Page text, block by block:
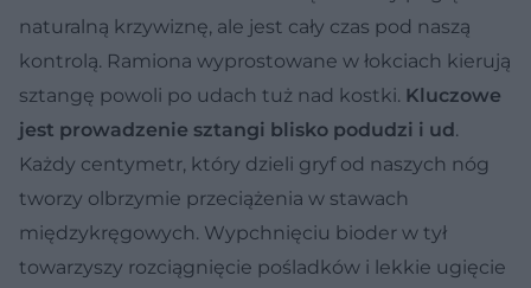
naturalną krzywiznę, ale jest cały czas pod naszą
kontrolą. Ramiona wyprostowane w łokciach kierują
sztangę powoli po udach tuż nad kostki. Kluczowe
jest prowadzenie sztangi blisko podudzi i ud.
Każdy centymetr, który dzieli gryf od naszych nóg
tworzy olbrzymie przeciążenia w stawach
międzykręgowych. Wypchnięciu bioder w tył
towarzyszy rozciągnięcie pośladków i lekkie ugięcie